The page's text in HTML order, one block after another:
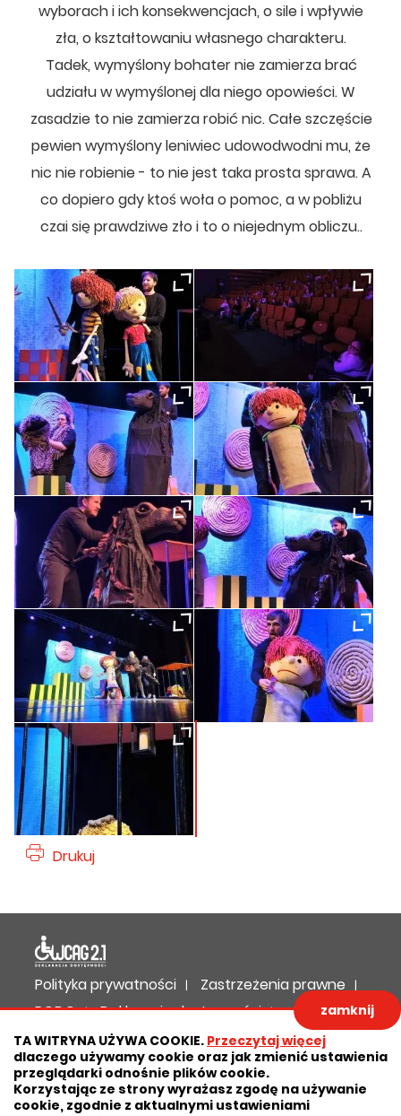
TA WITRYNA UŻYWA COOKIE. Przeczytaj więcej
dlaczego używamy cookie oraz jak zmienić ustawienia
przeglądarki odnośnie plików cookie.
Korzystając ze strony wyrażasz zgodę na używanie
cookie, zgodnie z aktualnymi ustawieniami
zamknij
wyborach i ich konsekwencjach, o sile i wpływie
zła, o kształtowaniu własnego charakteru.
Tadek, wymyślony bohater nie zamierza brać
udziału w wymyślonej dla niego opowieści. W
zasadzie to nie zamierza robić nic. Całe szczęście
pewien wymyślony leniwiec udowodwodni mu, że
nic nie robienie - to nie jest taka prosta sprawa. A
co dopiero gdy ktoś woła o pomoc, a w pobliżu
czai się prawdziwe zło i to o niejednym obliczu..
Drukuj
Polityka prywatności
Zastrzeżenia prawne
RODO
Deklaracja dostępności
Mapa strony
Projekt: